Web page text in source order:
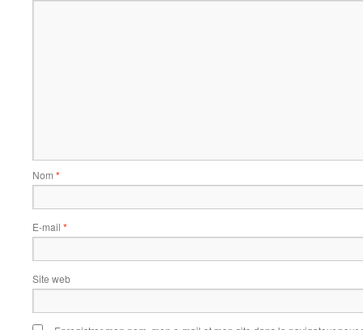
Nom *
E-mail *
Site web